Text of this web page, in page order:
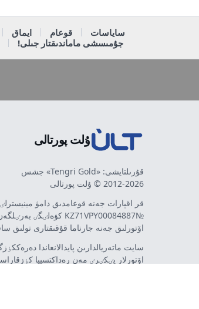
ساياسات قوعام ايماق
جۇمىسشى ماماندىقتار جىلى!
ۇلت پورتالى
قۇرىلتايشى: «Tengri Gold» جشس
2012-2026 © ۇلت پورتالى
قر اقپارات جەنە قوعامدىق دامۋ
№KZ71VPY00084887 كۋەلٸگٸ بەرٸلگەن.
اۆتورلىق جەنە جارناما قۇقىقتارى تولىق
سايت ماتەريالدارىن پايدالانعاندا
اۆتورلار پٸكٸرٸ مەن رەداكتسييا